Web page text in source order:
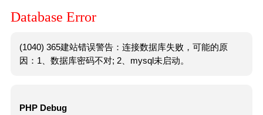
Database Error
(1040) 365建站错误警告：连接数据库失败，可能的原
因：1、数据库密码不对; 2、mysql未启动。
PHP Debug